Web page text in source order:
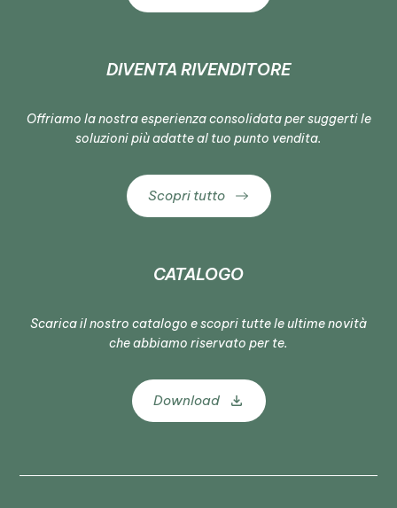
DIVENTA RIVENDITORE
Offriamo la nostra esperienza consolidata per suggerti le
soluzioni più adatte al tuo punto vendita.
Scopri tutto
CATALOGO
Scarica il nostro catalogo e scopri tutte le ultime novità
che abbiamo riservato per te.
Download